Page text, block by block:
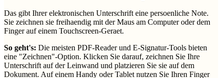
Das gibt Ihrer elektronischen Unterschrift eine persoenliche Note.
Sie zeichnen sie freihaendig mit der Maus am Computer oder dem
Finger auf einem Touchscreen-Geraet.
So geht's: Die meisten PDF-Reader und E-Signatur-Tools bieten
eine "Zeichnen"-Option. Klicken Sie darauf, zeichnen Sie Ihre
Unterschrift auf der Leinwand und platzieren Sie sie auf dem
Dokument. Auf einem Handy oder Tablet nutzen Sie Ihren Finger